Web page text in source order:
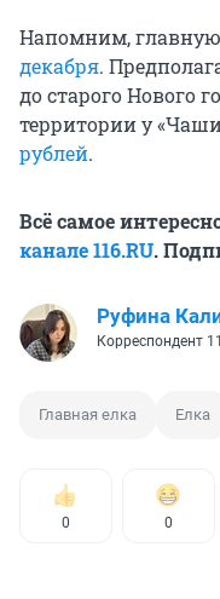
Напомним,
декабря.
до старого Нового
территории у
рублей.
Всё самое
канале 116.RU.
Руфина
Корреспондент
Главная елка Елка
0 0